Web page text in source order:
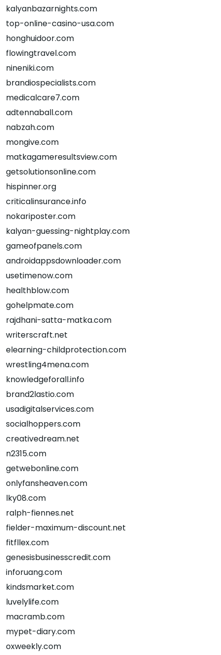
kalyanbazarnights.com
top-online-casino-usa.com
honghuidoor.com
flowingtravel.com
nineniki.com
brandiospecialists.com
medicalcare7.com
adtennaball.com
nabzah.com
mongive.com
matkagameresultsview.com
getsolutionsonline.com
hispinner.org
criticalinsurance.info
nokariposter.com
kalyan-guessing-nightplay.com
gameofpanels.com
androidappsdownloader.com
usetimenow.com
healthblow.com
gohelpmate.com
rajdhani-satta-matka.com
writerscraft.net
elearning-childprotection.com
wrestling4mena.com
knowledgeforall.info
brand2lastio.com
usadigitalservices.com
socialhoppers.com
creativedream.net
n2315.com
getwebonline.com
onlyfansheaven.com
lky08.com
ralph-fiennes.net
fielder-maximum-discount.net
fitfllex.com
genesisbusinesscredit.com
inforuang.com
kindsmarket.com
luvelylife.com
macramb.com
mypet-diary.com
oxweekly.com